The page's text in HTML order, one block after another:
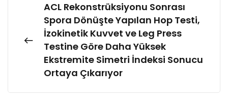
ACL Rekonstrüksiyonu Sonrası
Spora Dönüşte Yapılan Hop Testi,
İzokinetik Kuvvet ve Leg Press
Testine Göre Daha Yüksek
Ekstremite Simetri İndeksi Sonucu
Ortaya Çıkarıyor